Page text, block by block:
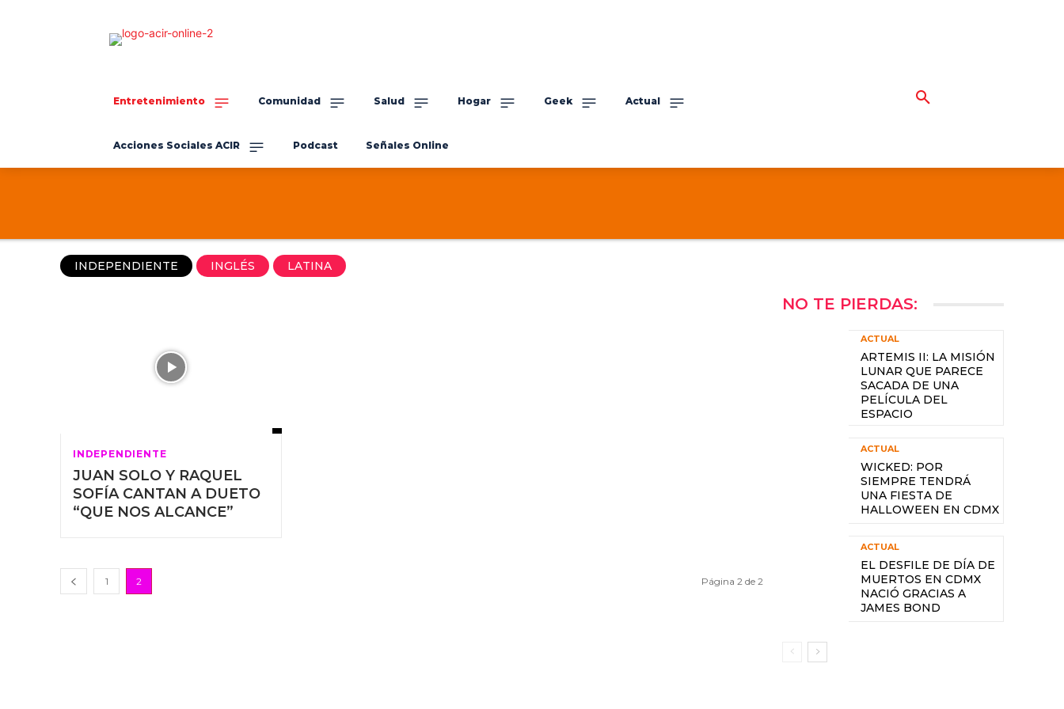
Entretenimiento Comunidad Salud Hogar Geek Actual
Acciones Sociales ACIR Podcast Señales Online
INDEPENDIENTE INGLÉS LATINA
INDEPENDIENTE
JUAN SOLO Y RAQUEL
SOFÍA CANTAN A DUETO
“QUE NOS ALCANCE”
1 2 Página 2 de 2
NO TE PIERDAS:
ACTUAL
ARTEMIS II: LA MISIÓN
LUNAR QUE PARECE
SACADA DE UNA
PELÍCULA DEL
ESPACIO
ACTUAL
WICKED: POR
SIEMPRE TENDRÁ
UNA FIESTA DE
HALLOWEEN EN CDMX
ACTUAL
EL DESFILE DE DÍA DE
MUERTOS EN CDMX
NACIÓ GRACIAS A
JAMES BOND